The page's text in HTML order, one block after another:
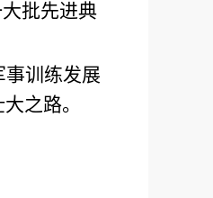
批先进典
训练发展
之路。